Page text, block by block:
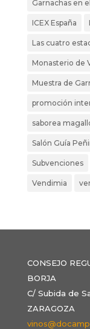
Garnachas en
ICEX España
Las cuatro
Monasterio de
Muestra de
promoción
saborea
Salón Guía
Subvenciones
Vendimia
CONSEJO
BORJA
C/ Subida de
ZARAGOZA